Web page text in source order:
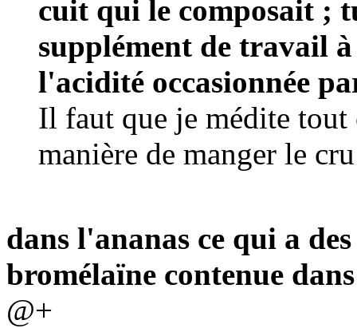
cuit qui le composait ;
supplément de travail
l'acidité occasionnée
Il faut que je médite tout
manière de manger le
dans l'ananas ce qui a
bromélaïne contenue
@+